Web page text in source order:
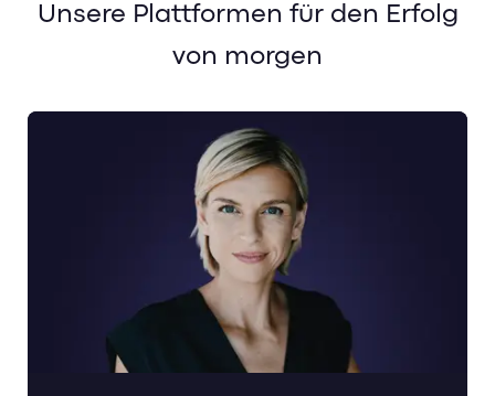
Unsere Plattformen für den Erfolg
von morgen